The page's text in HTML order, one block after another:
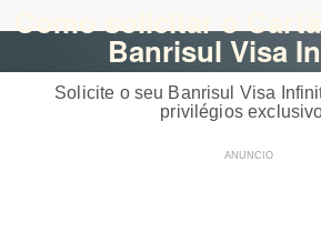
Como solicitar o
Banrisul Visa
Solicite o seu Banrisul Visa
privilégios
ANUNCIO